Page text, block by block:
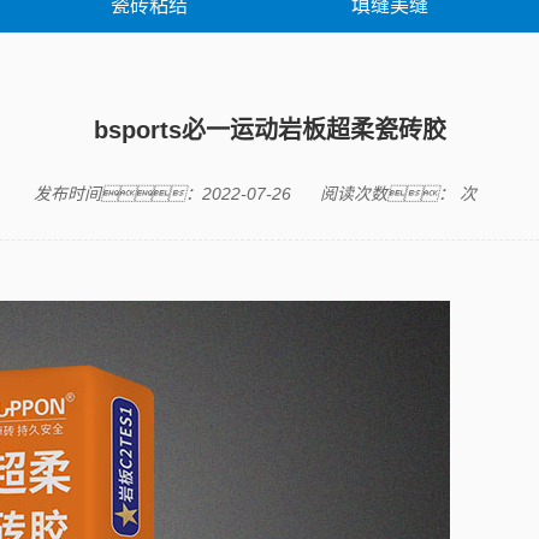
瓷砖粘结 填缝美缝
bsports必一运动岩板超柔瓷砖胶
发布时间：2022-07-26 阅读次数： 次